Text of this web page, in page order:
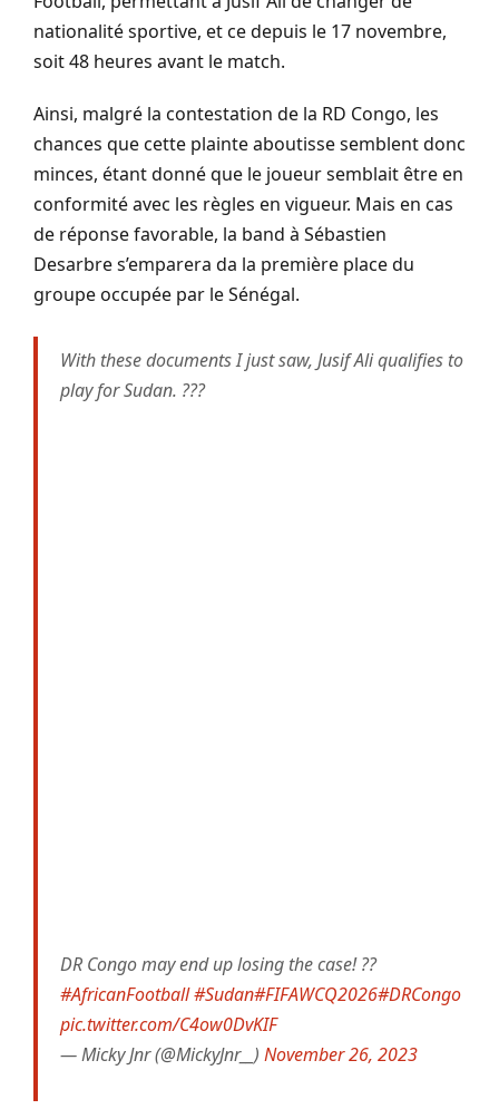
nationalité sportive, et ce depuis le 17 novembre,
soit 48 heures avant le match.
Ainsi, malgré la contestation de la RD Congo, les
chances que cette plainte aboutisse semblent donc
minces, étant donné que le joueur semblait être en
conformité avec les règles en vigueur. Mais en cas
de réponse favorable, la band à Sébastien
Desarbre s’emparera da la première place du
groupe occupée par le Sénégal.
With these documents I just saw, Jusif Ali qualifies to
play for Sudan. ???
DR Congo may end up losing the case! ??
#AfricanFootball#Sudan#FIFAWCQ2026#DRCongo
pic.twitter.com/C4ow0DvKIF
— Micky Jnr (@MickyJnr__) November 26, 2023